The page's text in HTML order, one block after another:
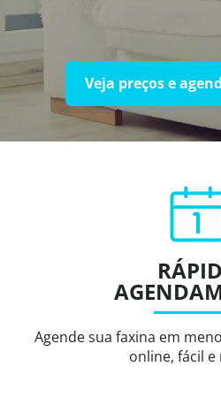
Veja preços e
Agende sua faxina em
online, fácil e